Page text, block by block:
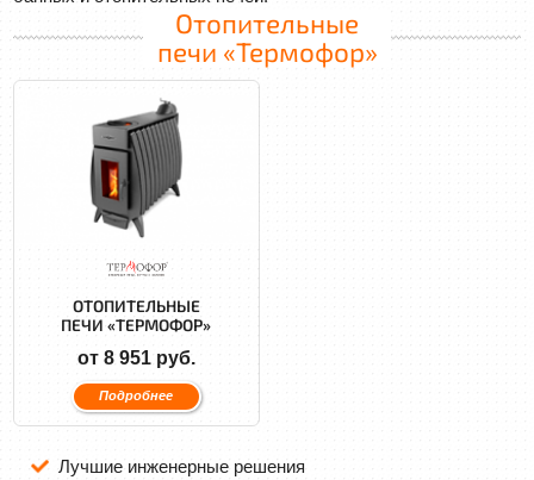
Отопительные
печи «Термофор»
ОТОПИТЕЛЬНЫЕ
ПЕЧИ «ТЕРМОФОР»
от 8 951 руб.
Подробнее
Лучшие инженерные решения